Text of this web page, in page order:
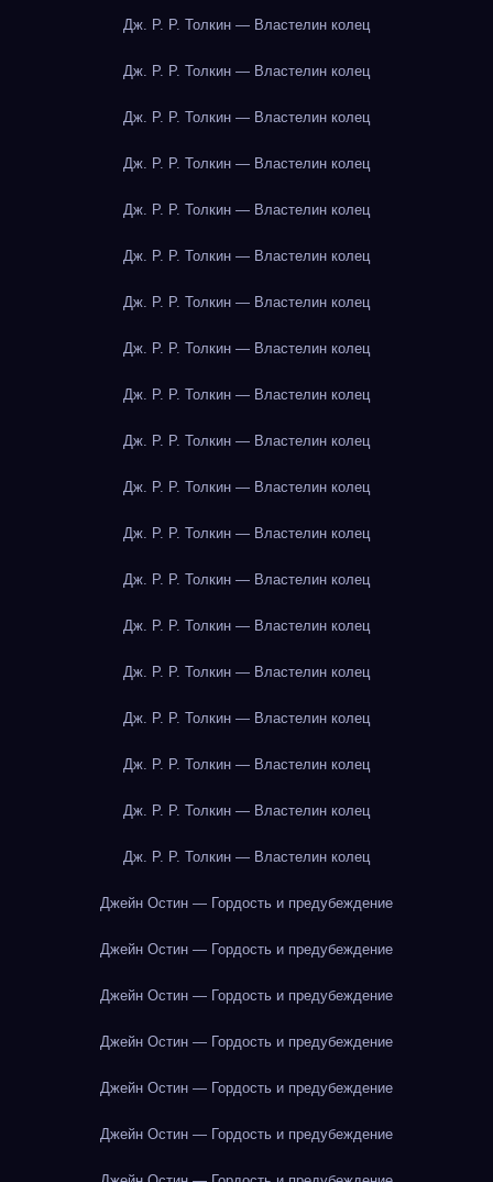
Дж. Р. Р. Толкин — Властелин колец
Дж. Р. Р. Толкин — Властелин колец
Дж. Р. Р. Толкин — Властелин колец
Дж. Р. Р. Толкин — Властелин колец
Дж. Р. Р. Толкин — Властелин колец
Дж. Р. Р. Толкин — Властелин колец
Дж. Р. Р. Толкин — Властелин колец
Дж. Р. Р. Толкин — Властелин колец
Дж. Р. Р. Толкин — Властелин колец
Дж. Р. Р. Толкин — Властелин колец
Дж. Р. Р. Толкин — Властелин колец
Дж. Р. Р. Толкин — Властелин колец
Дж. Р. Р. Толкин — Властелин колец
Дж. Р. Р. Толкин — Властелин колец
Дж. Р. Р. Толкин — Властелин колец
Дж. Р. Р. Толкин — Властелин колец
Дж. Р. Р. Толкин — Властелин колец
Дж. Р. Р. Толкин — Властелин колец
Дж. Р. Р. Толкин — Властелин колец
Джейн Остин — Гордость и предубеждение
Джейн Остин — Гордость и предубеждение
Джейн Остин — Гордость и предубеждение
Джейн Остин — Гордость и предубеждение
Джейн Остин — Гордость и предубеждение
Джейн Остин — Гордость и предубеждение